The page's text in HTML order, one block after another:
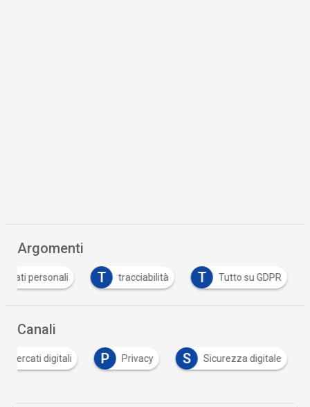
Argomenti
dati personali T tracciabilità T Tutto su GDPR
Canali
Mercati digitali P Privacy S Sicurezza digitale